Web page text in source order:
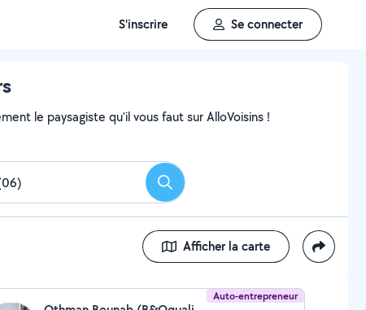
S'inscrire Se connecter
le paysagiste qu'il vous faut sur AlloVoisins !
Rechercher
Afficher la carte
Auto-entrepreneur